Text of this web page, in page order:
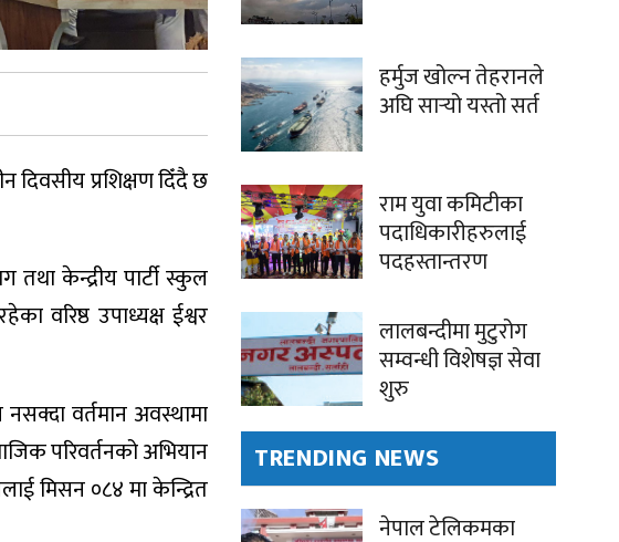
दिवसीय प्रशिक्षण दिँदै छ
तथा केन्द्रीय पार्टी स्कुल
वरिष्ठ उपाध्यक्ष ईश्वर
वर्तमान अवस्थामा
परिवर्तनको अभियान
मिसन ०८४ मा केन्द्रित
हर्मुज खोल्न तेहरानले
अघि सार्‍यो यस्तो सर्त
राम युवा कमिटीका
पदाधिकारीहरुलाई
पदहस्तान्तरण
लालबन्दीमा मुटुरोग
सम्वन्धी विशेषज्ञ सेवा
शुरु
TRENDING NEWS
नेपाल टेलिकमका